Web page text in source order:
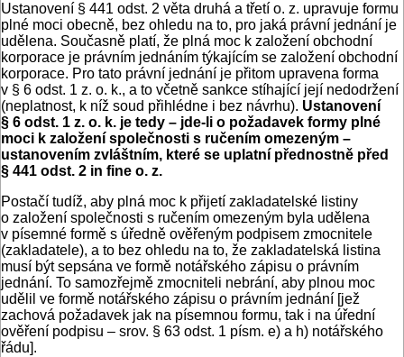
Ustanovení § 441 odst. 2 věta druhá a třetí o. z. upravuje formu
plné moci obecně, bez ohledu na to, pro jaká právní jednání je
udělena. Současně platí, že plná moc k založení obchodní
korporace je právním jednáním týkajícím se založení obchodní
korporace. Pro tato právní jednání je přitom upravena forma
v § 6 odst. 1 z. o. k., a to včetně sankce stíhající její nedodržení
(neplatnost, k níž soud přihlédne i bez návrhu). Ustanovení
§ 6 odst. 1 z. o. k. je tedy – jde-li o požadavek formy plné
moci k založení společnosti s ručením omezeným –
ustanovením zvláštním, které se uplatní přednostně před
§ 441 odst. 2 in fine o. z.
Postačí tudíž, aby plná moc k přijetí zakladatelské listiny
o založení společnosti s ručením omezeným byla udělena
v písemné formě s úředně ověřeným podpisem zmocnitele
(zakladatele), a to bez ohledu na to, že zakladatelská listina
musí být sepsána ve formě notářského zápisu o právním
jednání. To samozřejmě zmocniteli nebrání, aby plnou moc
udělil ve formě notářského zápisu o právním jednání [jež
zachová požadavek jak na písemnou formu, tak i na úřední
ověření podpisu – srov. § 63 odst. 1 písm. e) a h) notářského
řádu].